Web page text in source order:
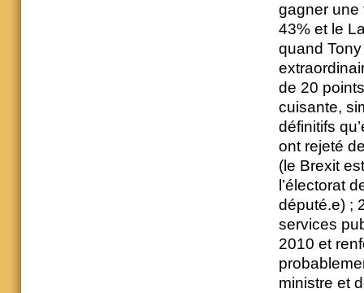
gagner une
43% et le
quand
de 20
cuisante,
définitifs
ont rejeté
(le Brexit
l’électorat
député.e) ;
services
2010 et
ministre et